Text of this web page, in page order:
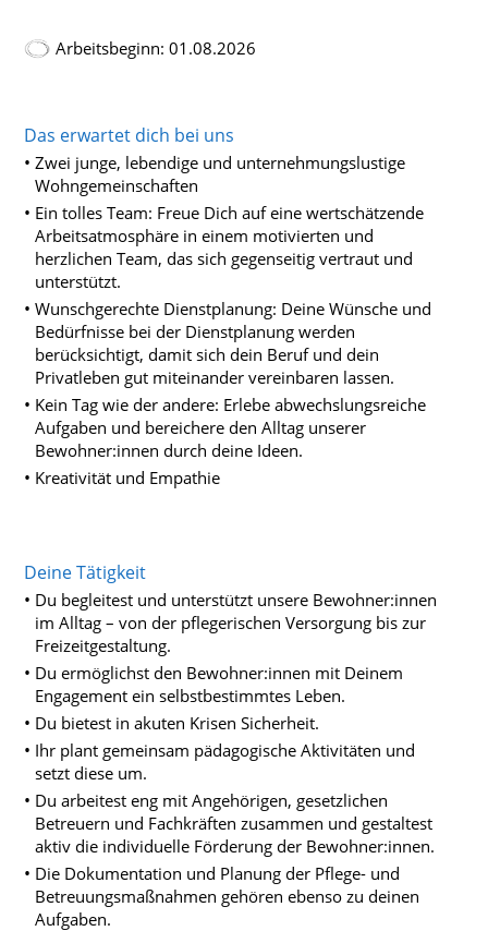
Arbeitsbeginn: 01.08.2026
Das erwartet dich bei uns
Zwei junge, lebendige und unternehmungslustige
Wohngemeinschaften
Ein tolles Team: Freue Dich auf eine wertschätzende
Arbeitsatmosphäre in einem motivierten und
herzlichen Team, das sich gegenseitig vertraut und
unterstützt.
Wunschgerechte Dienstplanung: Deine Wünsche und
Bedürfnisse bei der Dienstplanung werden
berücksichtigt, damit sich dein Beruf und dein
Privatleben gut miteinander vereinbaren lassen.
Kein Tag wie der andere: Erlebe abwechslungsreiche
Aufgaben und bereichere den Alltag unserer
Bewohner:innen durch deine Ideen.
Kreativität und Empathie
Deine Tätigkeit
Du begleitest und unterstützt unsere Bewohner:innen
im Alltag – von der pflegerischen Versorgung bis zur
Freizeitgestaltung.
Du ermöglichst den Bewohner:innen mit Deinem
Engagement ein selbstbestimmtes Leben.
Du bietest in akuten Krisen Sicherheit.
Ihr plant gemeinsam pädagogische Aktivitäten und
setzt diese um.
Du arbeitest eng mit Angehörigen, gesetzlichen
Betreuern und Fachkräften zusammen und gestaltest
aktiv die individuelle Förderung der Bewohner:innen.
Die Dokumentation und Planung der Pflege- und
Betreuungsmaßnahmen gehören ebenso zu deinen
Aufgaben.